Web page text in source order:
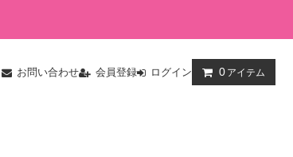
お問い合わせ 会員登録 ログイン 0 アイテム